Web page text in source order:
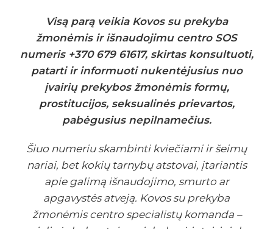
Visą parą veikia Kovos su prekyba
žmonėmis ir išnaudojimu centro SOS
numeris +370 679 61617, skirtas konsultuoti,
patarti ir informuoti nukentėjusius nuo
įvairių prekybos žmonėmis formų,
prostitucijos, seksualinės prievartos,
pabėgusius nepilnamečius.
Šiuo numeriu skambinti kviečiami ir šeimų
nariai, bet kokių tarnybų atstovai, įtariantis
apie galimą išnaudojimo, smurto ar
apgavystės atveją. Kovos su prekyba
žmonėmis centro specialistų komanda –